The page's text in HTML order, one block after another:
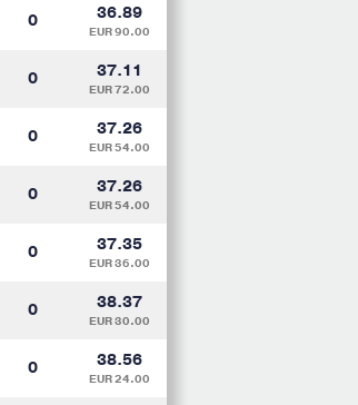
0 36.89
EUR 90.00
0 37.11
EUR 72.00
0 37.26
EUR 54.00
0 37.26
EUR 54.00
0 37.35
EUR 36.00
0 38.37
EUR 30.00
0 38.56
EUR 24.00